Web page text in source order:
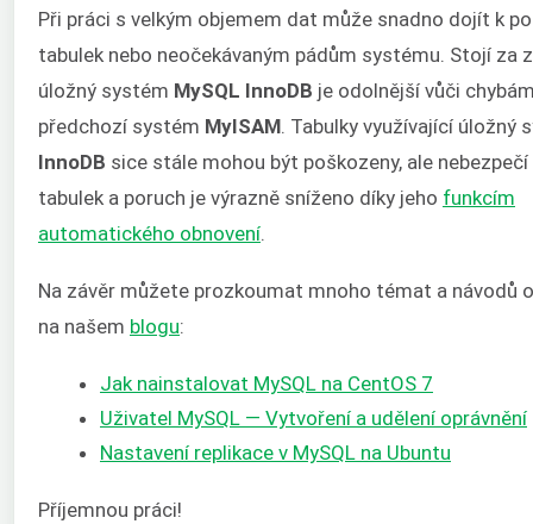
Při práci s velkým objemem dat může snadno dojít k
tabulek nebo neočekávaným pádům systému. Stojí za
úložný systém MySQL InnoDB je odolnější vůči
předchozí systém MyISAM . Tabulky využívající úložný
InnoDB sice stále mohou být poškozeny, ale
tabulek a poruch je výrazně sníženo díky jeho funkcím
automatického obnovení
Na závěr můžete prozkoumat mnoho témat a návodů
na našem blogu:
Jak nainstalovat MySQL na CentOS 7
Uživatel MySQL — Vytvoření a udělení oprávnění
Nastavení replikace v MySQL na Ubuntu
Příjemnou práci!